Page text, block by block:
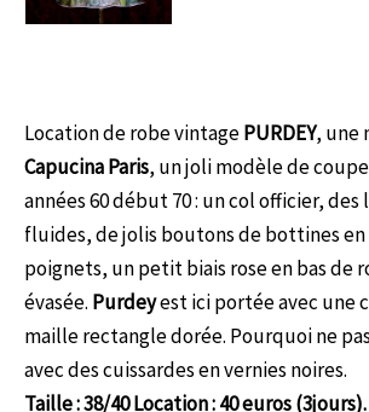
Location de robe vintagePURDEY, une
Capucina Paris, un joli modèle de
années 60 début 70 : un col officier, des
fluides, de jolis boutons de bottines en
poignets, un petit biais rose en bas de
évasée. Purdeyest ici portée avec une
maille rectangle dorée. Pourquoi ne
avec des cuissardes en vernies noires.
Taille : 38/40 Location : 40 euros (3jours).